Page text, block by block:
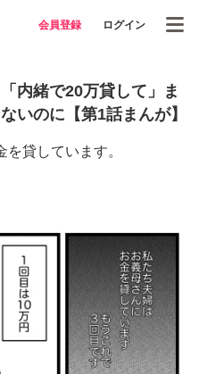
会員登録 ログイン
内緒で20万貸して」ま
いのに【第1話まんが】
貸しています。